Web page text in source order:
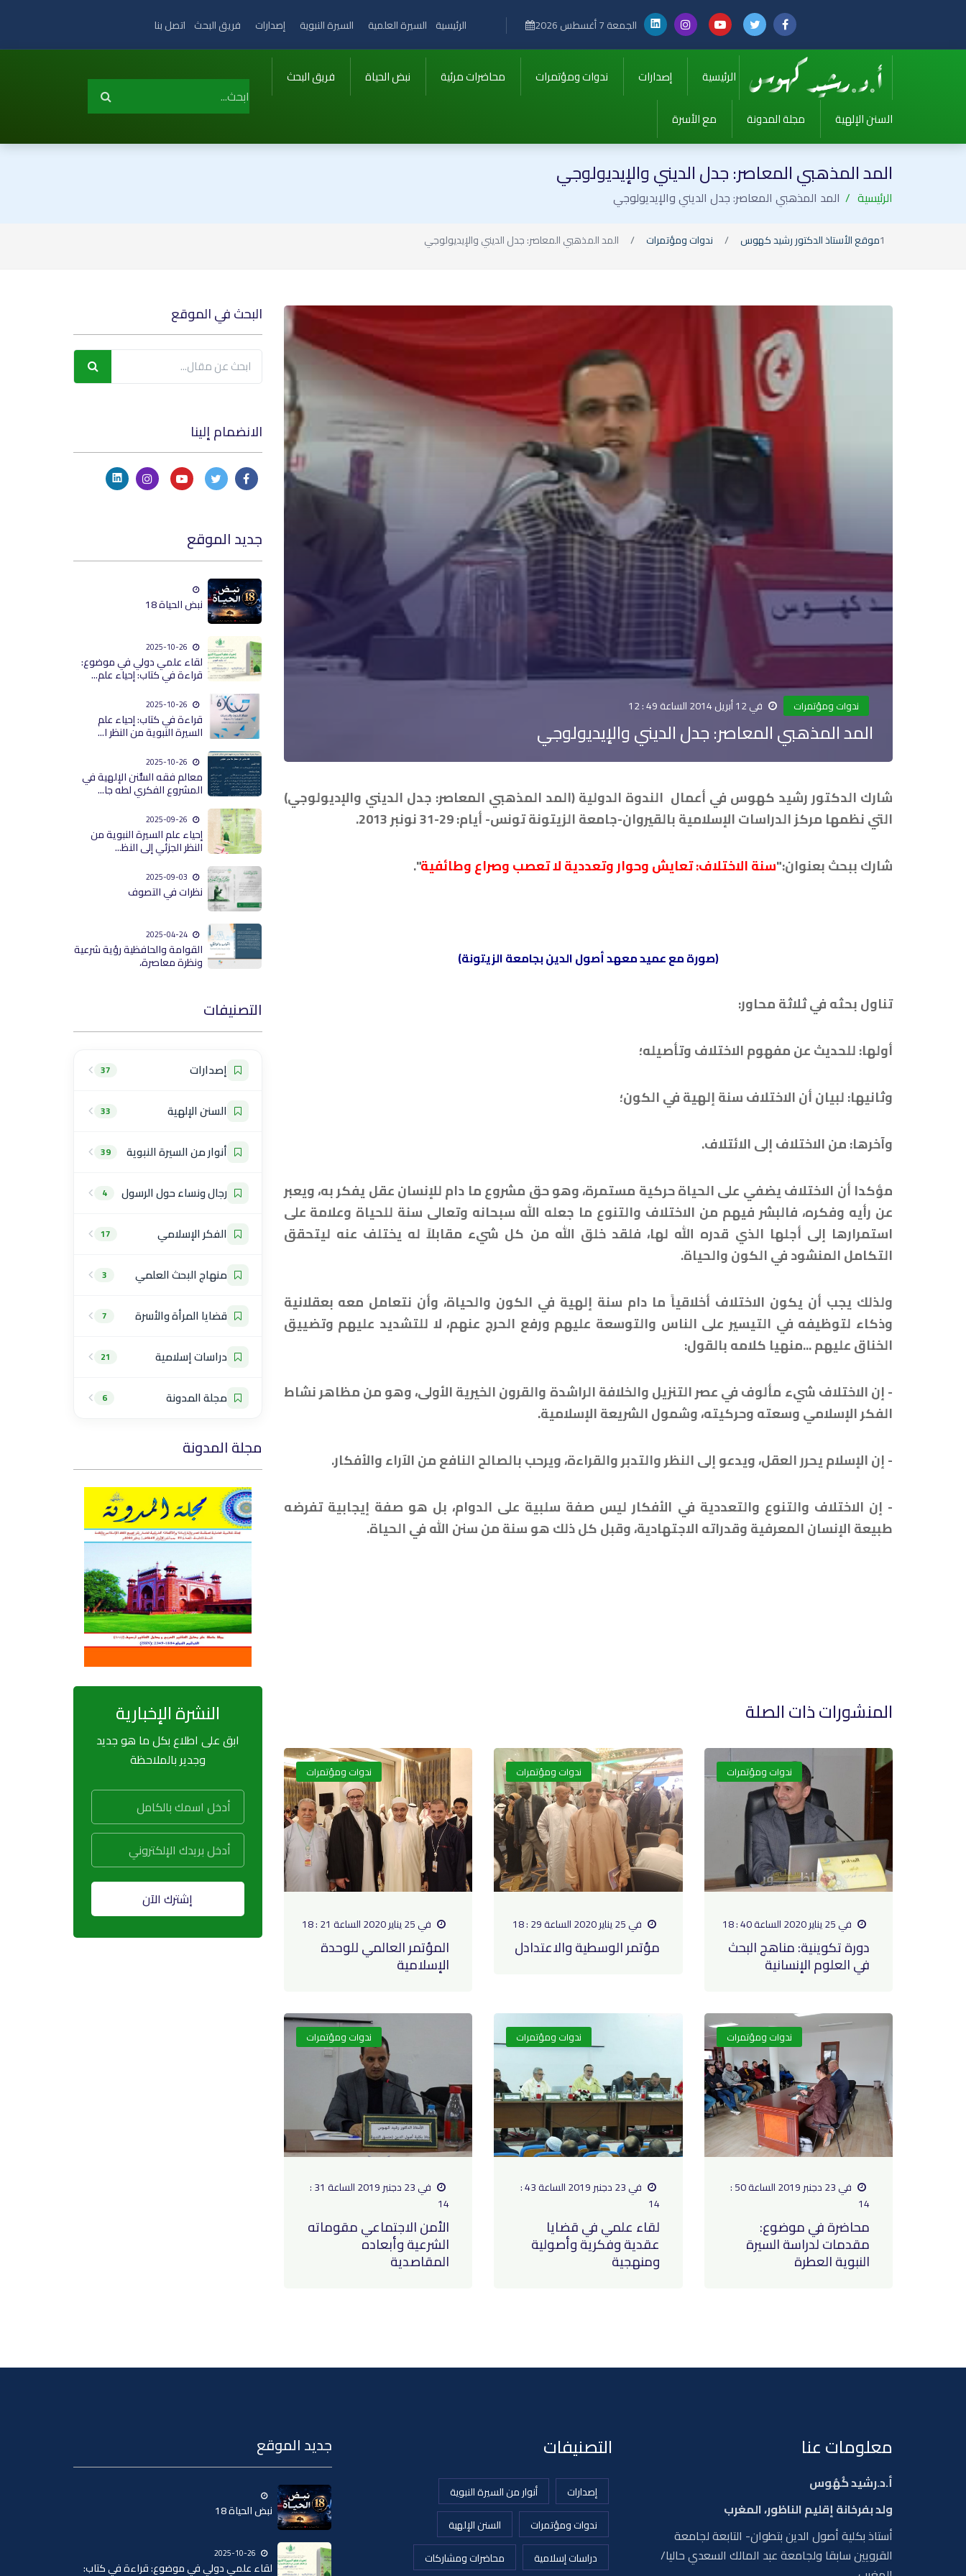
الجمعة 7 أغسطس 2026 الرئيسية السيرة العلمية السيرة النبوية إصدارات فريق البحث اتصل بنا
الرئيسية إصدارات ندوات ومؤتمرات محاضرات مرئية نبض الحياة فريق البحث
السنن الإلهية مجلة المدونة مع الأسرة
المد المذهبي المعاصر: جدل الديني والإيديولوجي
الرئيسية المد المذهبي المعاصر: جدل الديني والإيديولوجي
موقع الأستاذ الدكتور رشيد كهوس ندوات ومؤتمرات المد المذهبي المعاصر: جدل الديني والإيديولوجي
ندوات ومؤتمرات في 12 أبريل 2014 الساعة 49 : 12
المد المذهبي المعاصر: جدل الديني والإيديولوجي
شارك الدكتور رشيد كهوس في أعمال الندوة الدولية (المد المذهبي المعاصر: جدل الديني والإديولوجي)
التي نظمها مركز الدراسات الإسلامية بالقيروان-جامعة الزيتونة تونس- أيام: 29-31 نونبر 2013.
شارك ببحث بعنوان:"سنة الاختلاف: تعايش وحوار وتعددية لا تعصب وصراع وطائفية".
(صورة مع عميد معهد أصول الدين بجامعة الزيتونة)
تناول بحثه في ثلاثة محاور:
أولها: للحديث عن مفهوم الاختلاف وتأصيله؛
وثانيها: لبيان أن الاختلاف سنة إلهية في الكون؛
وآخرها: من الاختلاف إلى الائتلاف.
مؤكدا أن الاختلاف يضفي على الحياة حركية مستمرة، وهو حق مشروع ما دام للإنسان عقل يفكر به، ويعبر
عن رأيه وفكره، فالبشر فيهم من الاختلاف والتنوع ما جعله الله سبحانه وتعالى سنة للحياة وعلامة على
استمرارها إلى أجلها الذي قدره الله لها، فلقد خلق الله من كل شيء مقابلاً له يختلف عنه ليتحقق
التكامل المنشود في الكون والحياة.
ولذلك يجب أن يكون الاختلاف أخلاقياً ما دام سنة إلهية في الكون والحياة، وأن نتعامل معه بعقلانية
وذكاء لتوظيفه في التيسير على الناس والتوسعة عليهم ورفع الحرج عنهم، لا للتشديد عليهم وتضييق
الخناق عليهم ...منهيا كلامه بالقول:
- إن الاختلاف شيء مألوف في عصر التنزيل والخلافة الراشدة والقرون الخيرية الأولى، وهو من مظاهر نشاط
الفكر الإسلامي وسعته وحركيته، وشمول الشريعة الإسلامية.
- إن الإسلام يحرر العقل، ويدعو إلى النظر والتدبر والقراءة، ويرحب بالصالح النافع من الآراء والأفكار.
- إن الاختلاف والتنوع والتعددية في الأفكار ليس صفة سلبية على الدوام، بل هو صفة إيجابية تفرضه
طبيعة الإنسان المعرفية وقدراته الاجتهادية، وقبل كل ذلك هو سنة من سنن الله في الحياة.
المنشورات ذات الصلة
ندوات ومؤتمرات
في 25 يناير 2020 الساعة 40 : 18
دورة تكوينية: مناهج البحث
في العلوم الإنسانية
ندوات ومؤتمرات
في 25 يناير 2020 الساعة 29 : 18
مؤتمر الوسطية والاعتدادل
ندوات ومؤتمرات
في 25 يناير 2020 الساعة 21 : 18
المؤتمر العالمي للوحدة
الإسلامية
ندوات ومؤتمرات
في 23 دجنبر 2019 الساعة 50 :
14
محاضرة في موضوع:
مقدمات لدراسة السيرة
النبوية العطرة
ندوات ومؤتمرات
في 23 دجنبر 2019 الساعة 43 :
14
لقاء علمي في قضايا
عقدية وفكرية وأصولية
ومنهجية
ندوات ومؤتمرات
في 23 دجنبر 2019 الساعة 31 :
14
الأمن الاجتماعي مقوماته
الشرعية وأبعاده
المقاصدية
البحث في الموقع
الانضمام إلينا
جديد الموقع
نبض الحياة 18
لقاء علمي دولي في موضوع:
قراءة في كتاب: إحياء علم...
قراءة في كتاب: إحياء علم
السيرة النبوية من النظر ا...
معالم فقه السُّنن الإلهية في
المشروع الفكري لطه جا...
إحياء علم السيرة النبوية من
النظر الجزئي إلى النظ...
نظرات في التصوف
2025-04-24
القوامة والحافظية رؤية شرعية
ونظرة معاصرة،
التصنيفات
إصدارات 37
السنن الإلهية 33
أنوار من السيرة النبوية 39
رجال ونساء حول الرسول 4
الفكر الإسلامي 17
منهاج البحث العلمي 3
قضايا المرأة والأسرة 7
دراسات إسلامية 21
مجلة المدونة 6
مجلة المدونة
النشرة الإخبارية
ابق على اطلاع بكل ما هو جديد
وجدير بالملاحظة
إشترك الآن
معلومات عنا
أ.د.رشيد كُهُوس
ولد بفرخانة إقليم الناظور، المغرب
أستاذ بكلية أصول الدين بتطوان- التابعة لجامعة
القرويين سابقا ولجامعة عبد المالك السعدي حاليا/
التصنيفات
إصدارات
أنوار من السيرة النبوية
ندوات ومؤتمرات
السنن الإلهية
دراسات إسلامية
محاضرات ومشاركات
جديد الموقع
نبض الحياة 18
2025-10-26
لقاء علمي دولي في موضوع: قراءة في كتاب: